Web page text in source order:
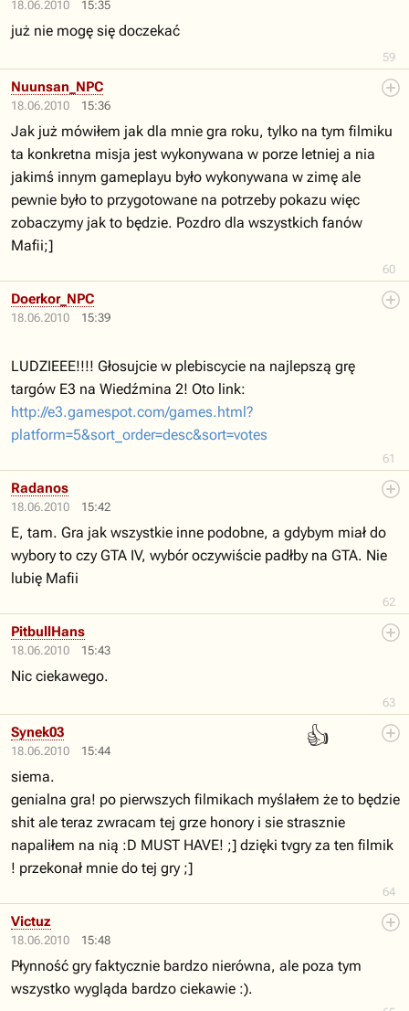
18.06.2010 15:35
59
już nie mogę się doczekać
18.06.2010 15:36
60
Nuunsan_NPC
Jak już mówiłem jak dla mnie gra roku, tylko na tym filmiku
ta konkretna misja jest wykonywana w porze letniej a nia
jakimś innym gameplayu było wykonywana w zimę ale
pewnie było to przygotowane na potrzeby pokazu więc
zobaczymy jak to będzie. Pozdro dla wszystkich fanów
Mafii;]
18.06.2010 15:39
61
Doerkor_NPC
LUDZIEEE!!!! Głosujcie w plebiscycie na najlepszą grę
targów E3 na Wiedźmina 2! Oto link:
http://e3.gamespot.com/games.html?
platform=5&sort_order=desc&sort=votes
18.06.2010 15:42
62
Radanos
E, tam. Gra jak wszystkie inne podobne, a gdybym miał do
wybory to czy GTA IV, wybór oczywiście padłby na GTA. Nie
lubię Mafii
18.06.2010 15:43
63
PitbullHans
Nic ciekawego.
18.06.2010 15:44
👍
64
Synek03
siema.
genialna gra! po pierwszych filmikach myślałem że to będzie
shit ale teraz zwracam tej grze honory i sie strasznie
napaliłem na nią :D MUST HAVE! ;] dzięki tvgry za ten filmik
! przekonał mnie do tej gry ;]
18.06.2010 15:48
Victuz
Płynność gry faktycznie bardzo nierówna, ale poza tym
wszystko wygląda bardzo ciekawie :).